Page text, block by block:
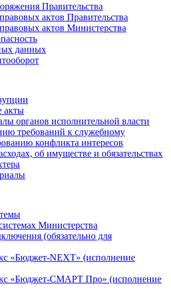
Правительства
актов Правительства
актов Министерства
данных
акты
органов исполнительной власти
требований к служебному
конфликта интересов
об имуществе и обязательствах
Министерства
(обязательно для
«Бюджет-NEXT» (исполнение
«Бюджет-СМАРТ Про» (исполнение